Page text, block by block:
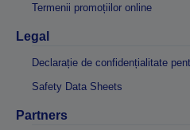
Termenii promoțiilor online
Legal
Declarație de confidențialitate
Safety Data Sheets
Partners